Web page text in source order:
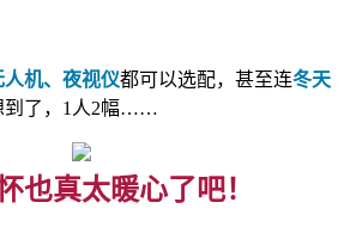
人机、夜视仪都可以选配，甚至连冬天
到了，1人2幅……
也真太暖心了吧！